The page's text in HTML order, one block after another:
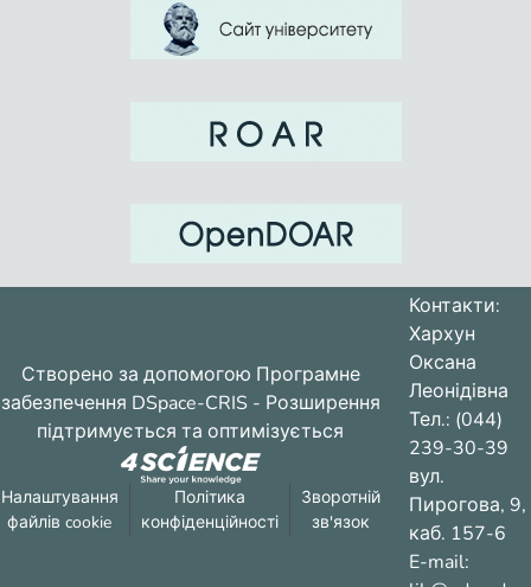
Створено за допомогою Програмне
забезпечення DSpace-CRIS - Розширення
підтримується та оптимізується
Налаштування
файлів cookie
Політика
конфіденційності
Зворотній
зв'язок
Контакти:
Хархун
Оксана
Леонідівна
Тел.: (044)
239-30-39
вул.
Пирогова, 9,
каб. 157-6
E-mail: